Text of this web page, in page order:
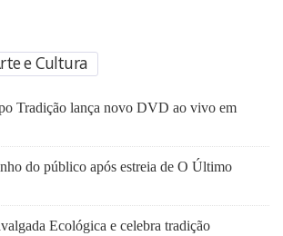
e Cultura
Tradição lança novo DVD ao vivo em
do público após estreia de O Último
Ecológica e celebra tradição